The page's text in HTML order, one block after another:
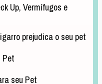
Up, Vermífugos e
prejudica o seu pet
Pet
seu Pet